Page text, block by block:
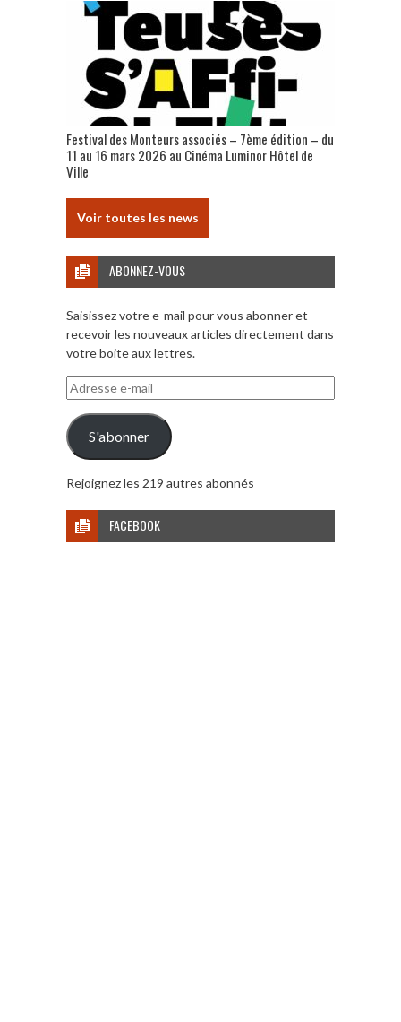
Festival des Monteurs associés – 7ème édition – du
11 au 16 mars 2026 au Cinéma Luminor Hôtel de
Ville
Voir toutes les news
ABONNEZ-VOUS
Saisissez votre e-mail pour vous abonner et
recevoir les nouveaux articles directement dans
votre boite aux lettres.
Adresse
e-
mail
S'abonner
Rejoignez les 219 autres abonnés
FACEBOOK